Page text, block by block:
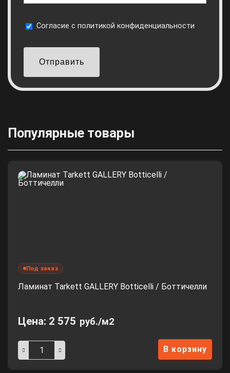
Cогласие сполитикой конфиденциальности
Отправить
Популярные товары
Под заказ
Ламинат Tarkett GALLERY Botticelli / Боттичелли
Цена: 2 575 руб./м2
В корзину